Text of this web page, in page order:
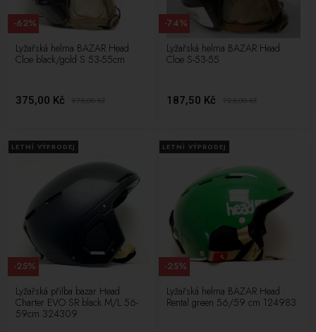
cenově dostupné řešení pro zajištění své bezpečnosti na svahu. S
různými velikostmi a barvami máte příležitost najít přilbu, která bude
nejen funkční, ale také stylová. Ochrana hlavy by neměla být
kompromisem, a naše nabídka použitých přileb Head vám umožní
Lyžařská helma BAZAR Head
Cloe black/gold S 53-55cm
375,00 Kč 975,00Kč
-62%
Lyžařská helma BAZAR Head
Cloe S-53-55
187,50 Kč 725,00Kč
-74%
LETNÍ VÝPRODEJ
Lyžařská přilba bazar Head
Charter EVO SR black M/L 56-
59cm 324309
-25%
LETNÍ VÝPRODEJ
Lyžařská helma BAZAR Head
Rental green 56/59 cm 124983
-25%